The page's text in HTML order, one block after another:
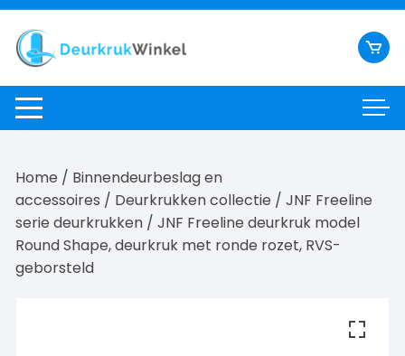
Ga
naar
inhoud
Home / Binnendeurbeslag en
accessoires / Deurkrukken collectie /JNF Freeline
serie deurkrukken / JNF Freeline deurkruk model
Round Shape, deurkruk met ronde rozet, RVS-
geborsteld